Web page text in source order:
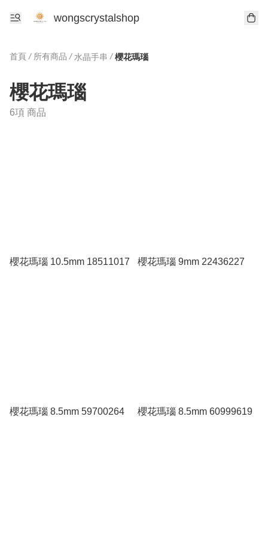
wongscrystalshop
首頁 / 所有商品 / 水晶手串 / 櫻花瑪瑙
櫻花瑪瑙
6項 商品
櫻花瑪瑙 10.5mm 18511017 櫻花瑪瑙 9mm 22436227
櫻花瑪瑙 8.5mm 59700264 櫻花瑪瑙 8.5mm 60999619